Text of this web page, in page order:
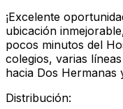
¡Excelente
ubicación
pocos minutos del
colegios, varias
hacia Dos Hermanas
Distribución: